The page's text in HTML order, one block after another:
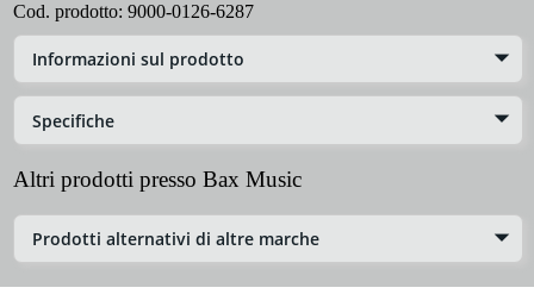
Cod. prodotto: 9000-0126-6287
Informazioni sul prodotto
Specifiche
Altri prodotti presso Bax Music
Prodotti alternativi di altre marche